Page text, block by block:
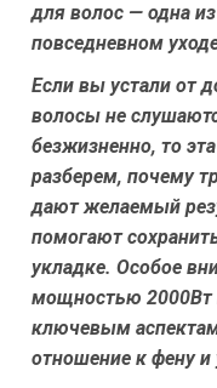
для волос — одна
повседневном
Если вы устали от
волосы не
безжизненно, то
разберем, почему
дают желаемый
помогают
укладке. Особое
мощностью 2000Вт
ключевым
отношение к фену и